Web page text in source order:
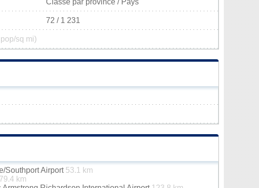
Classé par province / Pays
72 / 1 231
sq mi)
Southport Airport 53.1 km
79.4 km